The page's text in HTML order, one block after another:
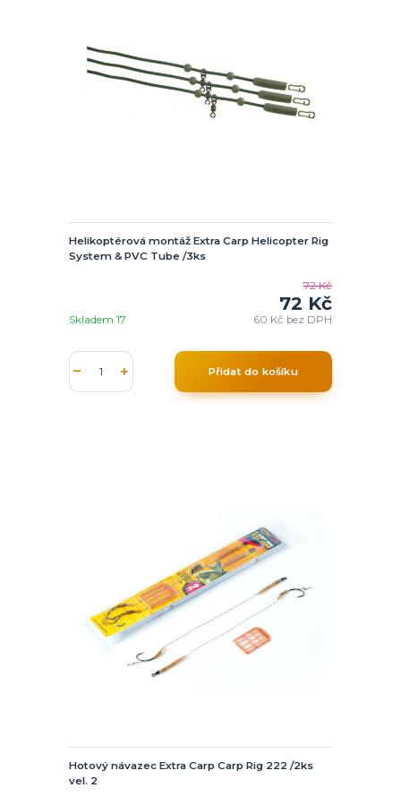
Helikoptérová montáž Extra Carp Helicopter Rig
System & PVC Tube /3ks
72 Kč
72 Kč
60 Kč bez DPH
Skladem 17
Přidat do košíku
Hotový návazec Extra Carp Carp Rig 222 /2ks
vel. 2